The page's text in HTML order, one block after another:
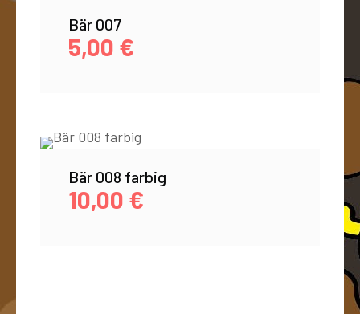
Bär 007
5,00 €
Bär 008 farbig
10,00 €